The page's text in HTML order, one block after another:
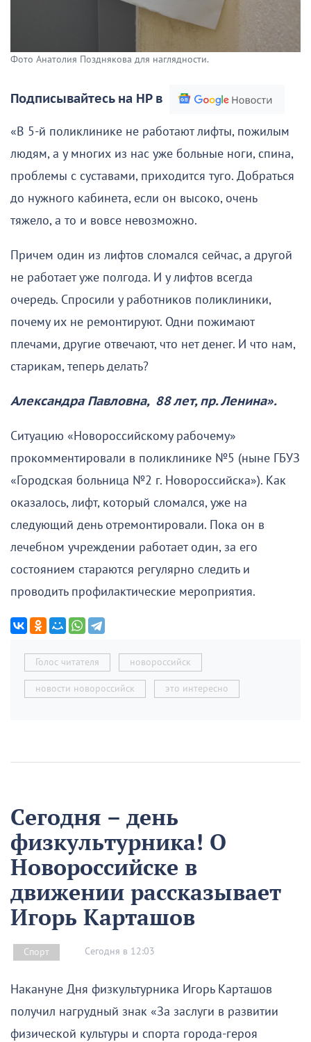
Фото Анатолия Позднякова для наглядности.
Подписывайтесь на НР в
«В 5-й поликлинике не работают лифты, пожилым
людям, а у многих из нас уже больные ноги, спина,
проблемы с суставами, приходится туго. Добраться
до нужного кабинета, если он высоко, очень
тяжело, а то и вовсе невозможно.
Причем один из лифтов сломался сейчас, а другой
не работает уже полгода. И у лифтов всегда
очередь. Спросили у работников поликлиники,
почему их не ремонтируют. Одни пожимают
плечами, другие отвечают, что нет денег. И что нам,
старикам, теперь делать?
Александра Павловна, 88 лет, пр. Ленина».
Ситуацию «Новороссийскому рабочему»
прокомментировали в поликлинике №5 (ныне ГБУЗ
«Городская больница №2 г. Новороссийска»). Как
оказалось, лифт, который сломался, уже на
следующий день отремонтировали. Пока он в
лечебном учреждении работает один, за его
состоянием стараются регулярно следить и
проводить профилактические мероприятия.
Голос читателя новороссийск
новости новороссийск это интересно
Сегодня – день
физкультурника! О
Новороссийске в
движении рассказывает
Игорь Карташов
Спорт Сегодня в 12:03
Накануне Дня физкультурника Игорь Карташов
получил нагрудный знак «За заслуги в развитии
физической культуры и спорта города-героя